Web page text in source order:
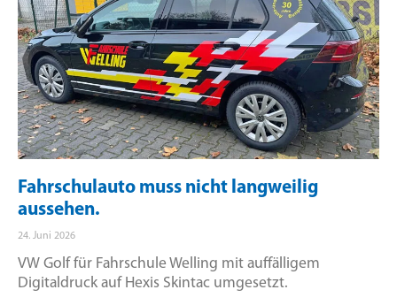
Fahrschulauto muss nicht langweilig
aussehen.
24. Juni 2026
VW Golf für Fahrschule Welling mit auffälligem
Digitaldruck auf Hexis Skintac umgesetzt.